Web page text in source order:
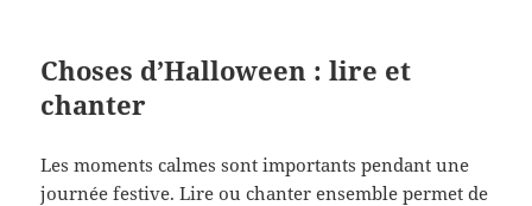
Choses d’Halloween : lire et
chanter
Les moments calmes sont importants pendant une
journée festive. Lire ou chanter ensemble permet de